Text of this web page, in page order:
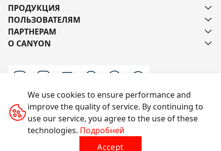
ПРОДУКЦИЯ
ПОЛЬЗОВАТЕЛЯМ
ПАРТНЕРАМ
О CANYON
Напишите нам
Все права защищены © 2014-2026 CANYON
We use cookies to ensure performance and
improve the quality of service. By continuing to
use our service, you agree to the use of these
technologies. Подробней
Accept